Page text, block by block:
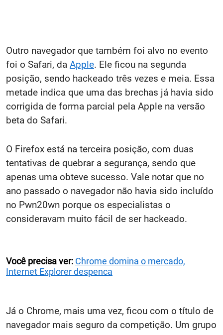
Outro navegador que também foi alvo no evento
foi o Safari, da Apple. Ele ficou na segunda
posição, sendo hackeado três vezes e meia. Essa
metade indica que uma das brechas já havia sido
corrigida de forma parcial pela Apple na versão
beta do Safari.
O Firefox está na terceira posição, com duas
tentativas de quebrar a segurança, sendo que
apenas uma obteve sucesso. Vale notar que no
ano passado o navegador não havia sido incluído
no Pwn20wn porque os especialistas o
consideravam muito fácil de ser hackeado.
Você precisa ver: Chrome domina o mercado,
Internet Explorer despenca
Já o Chrome, mais uma vez, ficou com o título de
navegador mais seguro da competição. Um grupo